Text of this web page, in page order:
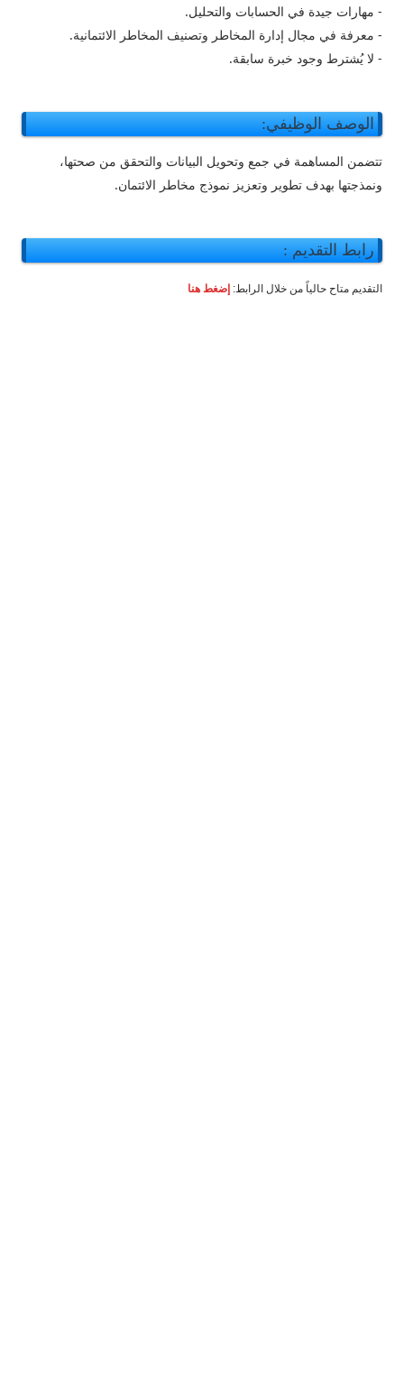
- مهارات جيدة في الحسابات والتحليل.
- معرفة في مجال إدارة المخاطر وتصنيف المخاطر الائتمانية.
- لا يُشترط وجود خبرة سابقة.
الوصف الوظيفي:
تتضمن المساهمة في جمع وتحويل البيانات والتحقق من صحتها،
ونمذجتها بهدف تطوير وتعزيز نموذج مخاطر الائتمان.
رابط التقديم :
التقديم متاح حالياً من خلال الرابط: إضغط هنا